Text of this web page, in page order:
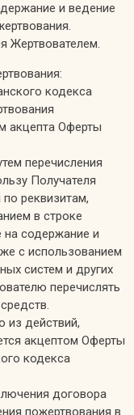
и ведение
Жертвователем.
кодекса
акцепта Оферты
перечисления
Получателя
реквизитам,
в строке
на содержание и
с использованием
систем и других
перечислять
из действий,
акцептом Оферты
кодекса
договора
пожертвования в